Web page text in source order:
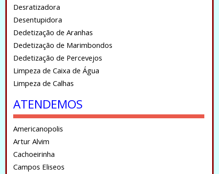
Desratizadora
Desentupidora
Dedetização de Aranhas
Dedetização de Marimbondos
Dedetização de Percevejos
Limpeza de Caixa de Água
Limpeza de Calhas
ATENDEMOS
Americanopolis
Artur Alvim
Cachoeirinha
Campos Eliseos